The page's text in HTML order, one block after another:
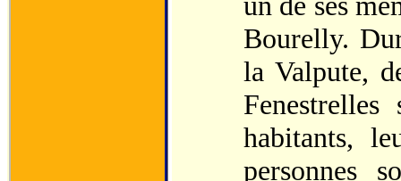
Bourelly.
la Valpute,
habitants,
personnes